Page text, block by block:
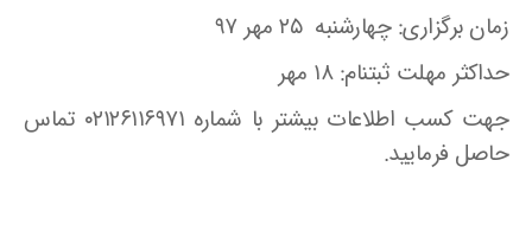
زمان برگزاری: چهارشنبه ۲۵ مهر ۹۷
حداکثر مهلت ثبتنام: ۱۸ مهر
جهت کسب اطلاعات بیشتر با شماره ۰۲۱۲۶۱۱۶۹۷۱ تماس
حاصل فرمایید.